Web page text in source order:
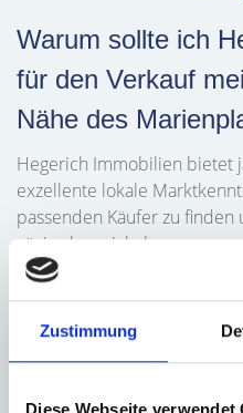
Zustimmung
Warum sollte ich
für den Verkauf
Nähe des
Hegerich Immobilien bietet
exzellente lokale
passenden Käufer zu
zügig abzuwickeln.